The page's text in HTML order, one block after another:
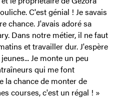
C'est génial ! Je savais
chance. J'avais adoré sa
Dans notre métier, il ne faut
et travailler dur. J'espère
Je monte un peu
qui me font
la chance de monter de
courses, c'est un régal ! »